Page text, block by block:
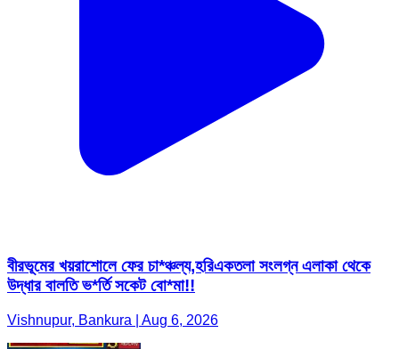
বীরভূমের খয়রাশোলে ফের চা*ঞ্চল্য,হরিএকতলা সংলগ্ন এলাকা থেকে
উদ্ধার বালতি ভ*র্তি সকেট বো*মা!!
Vishnupur, Bankura | Aug 6, 2026